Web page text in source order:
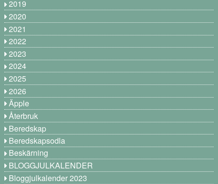
2019
2020
2021
2022
2023
2024
2025
2026
Äpple
Återbruk
Beredskap
Beredskapsodla
Beskärning
BLOGGJULKALENDER
Bloggjulkalender 2023